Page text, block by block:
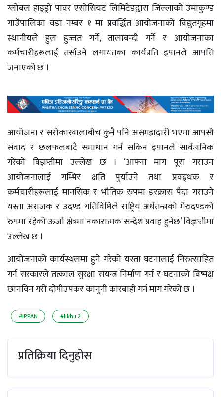
ग्लोबल हाइड्रो पावर एसोसियट लिमिटेडद्वारा जिल्लाको उमाकुण्ड
गाउँपालिका वडा नम्बर १ मा प्रवर्द्धित आयोजनाको विद्युतगृहमा
स्थानीयले हुल हुज्जत गर्ने, तालाबन्दी गर्ने र आयोजनाका
कर्मचारीहरूलाई तर्साउने लगायतका कार्यप्रति इपानले आपत्ति
जनाएको छ ।
आयोजना र सरोकारवालाबीच कुनै पनि असमझदारी भएमा आपसी
संवाद र छलफलबाटै समाधान गर्न सकिन इपानले सार्वजनिक
गरेको विज्ञप्तीमा उल्लेख छ । ‘आफ्ना माग पूरा गराउन
आयोजनालाई गम्भिर क्षति पुर्याउने तथा प्रवद्र्धक र
कर्मचारीहरूलाई मानसिक र भौतिक रुपमा डरक्रास पैदा गराउने
यस्ता अराजक र उदण्ड गतिविधिले राष्ट्रिय अर्थतन्त्रको मेरुदण्डको
रुपमा रहेको ऊर्जा क्षेत्रमा नकारात्मक सन्देश प्रवाह हुनेछ’ विज्ञप्तीमा
उल्लेख छ ।
आयोजनाको कार्यस्थलमा हुने गरेको यस्ता घटनालाई निरुत्साहित
गर्न सरकारले तत्काल सुरक्षा संयन्त्र निर्माण गर्न र घटनाको विष्पक्ष
छानविन गरी दोषीउपकर कानुनी कारबाही गर्न माग गरेको छ ।
#IPPAN #likhu 2
प्रतिक्रिया दिनुहोस